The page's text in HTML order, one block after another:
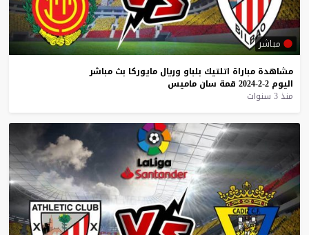
مباشر
مشاهدة مباراة اتلتيك بلباو وريال مايوركا بث مباشر
اليوم 2-2-2024 قمة سان ماميس
منذ 3 سنوات